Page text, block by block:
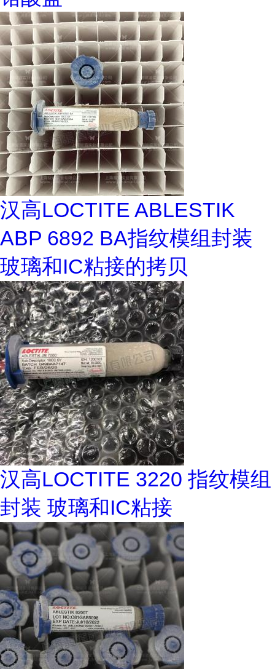
汉高LOCTITE ABLESTIK
ABP 6892 BA指纹模组封装
玻璃和IC粘接的拷贝
汉高LOCTITE 3220 指纹模组
封装 玻璃和IC粘接